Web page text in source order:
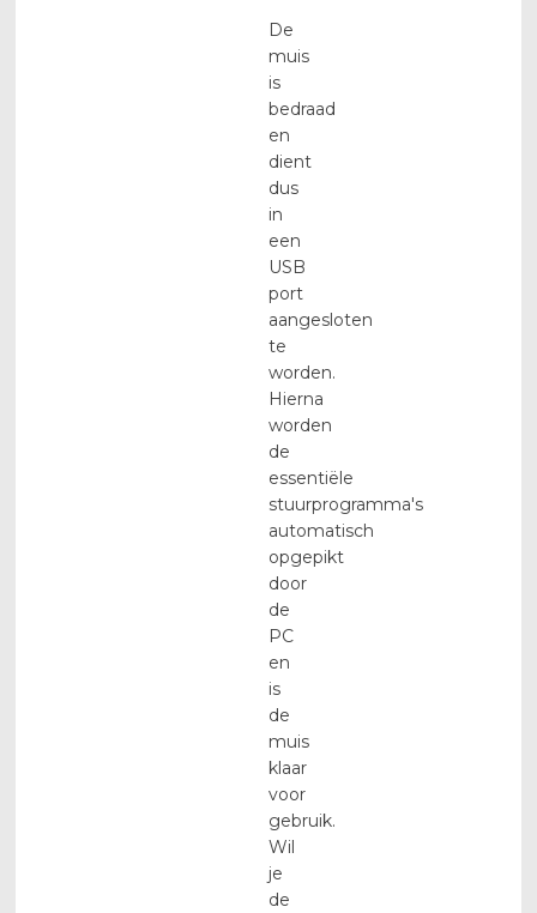
De
muis
is
bedraad
en
dient
dus
in
een
USB
port
aangesloten
te
worden.
Hierna
worden
de
essentiële
stuurprogramma's
automatisch
opgepikt
door
de
PC
en
is
de
muis
klaar
voor
gebruik.
Wil
je
de